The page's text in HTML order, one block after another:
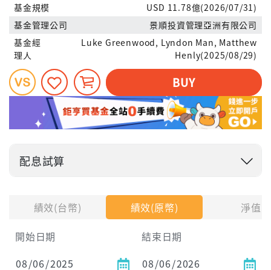
績效(台幣) 績效(原幣)
淨值
開始日期
結束日期
基金規模
USD 11.78億(2026/07/31)
基金管理公司
景順投資管理亞洲有限公司
基金經
理人
Luke Greenwood, Lyndon Man, Matthew
Henly(2025/08/29)
BUY
配息試算
試算區間
1年
2年